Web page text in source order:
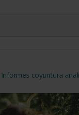
Informes coyuntura